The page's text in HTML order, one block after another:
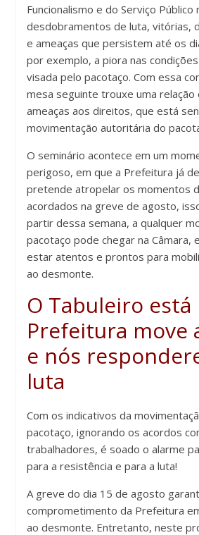
Funcionalismo e do Serviço Público
desdobramentos de luta, vitórias,
e ameaças que persistem até os
por exemplo, a piora nas
visada pelo pacotaço. Com essa
mesa seguinte trouxe uma relação
ameaças aos direitos, que está
movimentação autoritária do
O seminário acontece em um
perigoso, em que a Prefeitura já
pretende atropelar os momentos
acordados na greve de agosto,
partir dessa semana, a qualquer
pacotaço pode chegar na Câmara,
estar atentos e prontos para
ao desmonte.
O Tabuleiro está
Prefeitura move
e nós
luta
Com os indicativos da
pacotaço, ignorando os acordos
trabalhadores, é soado o alarme
para a resistência e para a luta!
A greve do dia 15 de agosto
comprometimento da Prefeitura
ao desmonte. Entretanto, neste